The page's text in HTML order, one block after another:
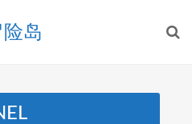
险岛